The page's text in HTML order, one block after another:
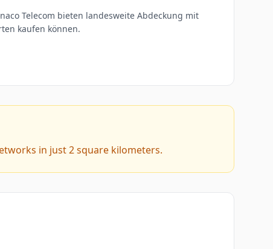
Telecom bieten landesweite Abdeckung mit
kaufen können.
in just 2 square kilometers.